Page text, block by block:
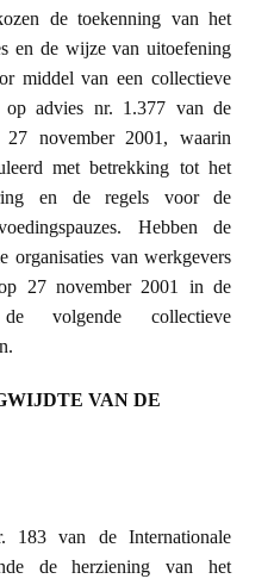
de toekenning van het
en de wijze van uitoefening
middel van een collectieve
op advies nr. 1.377 van de
27 november 2001, waarin
met betrekking tot het
en de regels voor de
Hebben de
organisaties van werkgevers
27 november 2001 in de
volgende collectieve
VAN DE
van de Internationale
de herziening van het